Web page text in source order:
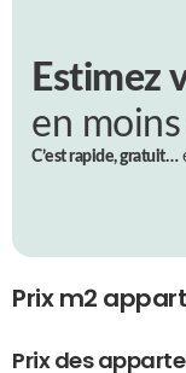
Estimez
en
C’est rapide, gratuit…
Prix m2
Prix des